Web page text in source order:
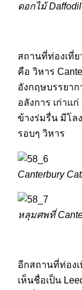
ดอกไม้ Daffodil
สถานที่ท่องเที่
คือ วิหาร
อังกฤษบรรยา
อลังการ เก่าแ
ข้างร่มรื่น มีโล
รอบๆ วิหาร
Canterbury
หลุมศพที่
อีกสถานที่ท่อง
เห็นชื่อเป็น